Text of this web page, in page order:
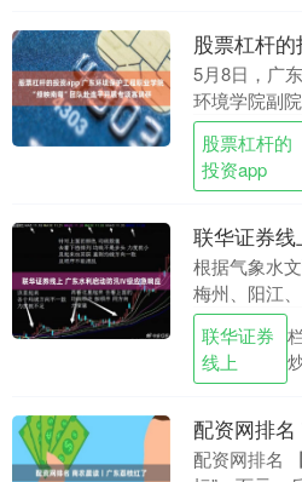
5月8日，广
环境学院副
生团队，赴
访活动，以
文化传承，
股票杠杆的
投资app
根据气象水
梅州、阳江
地将出现大
好全省水旱
根据《广东省
联华证券
线上
配资网排
配资网排名